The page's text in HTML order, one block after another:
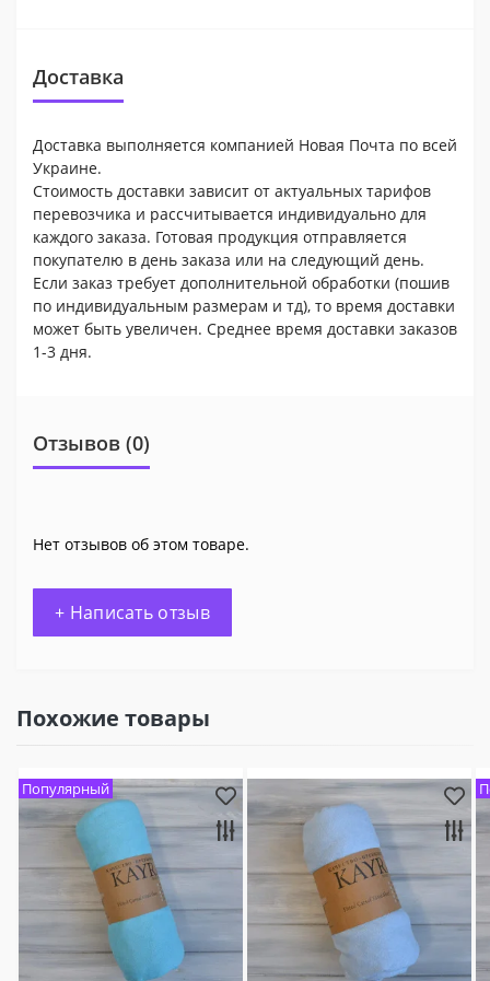
Доставка
Доставка выполняется компанией Новая Почта по всей
Украине.
Стоимость доставки зависит от актуальных тарифов
перевозчика и рассчитывается индивидуально для
каждого заказа. Готовая продукция отправляется
покупателю в день заказа или на следующий день.
Если заказ требует дополнительной обработки (пошив
по индивидуальным размерам и тд), то время доставки
может быть увеличен. Среднее время доставки заказов
1-3 дня.
Отзывов (0)
Нет отзывов об этом товаре.
+ Написать отзыв
Похожие товары
Популярный